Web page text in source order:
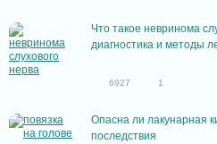
Что такое невринома
диагностика и методы
6927 1
Опасна ли лакунарная
последствия